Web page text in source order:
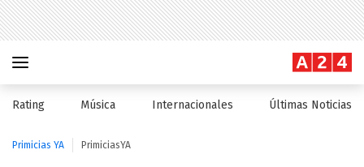
Rating Música Internacionales Últimas Noticias
Primicias YA PrimiciasYA